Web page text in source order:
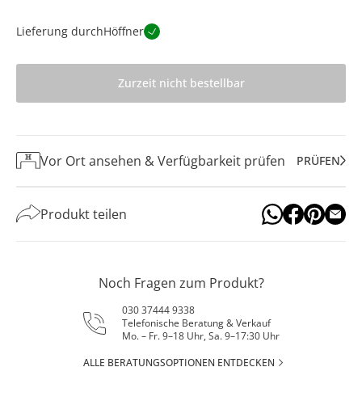
Lieferung durchHöffner
Zurzeit nicht bestellbar
Vor Ort ansehen & Verfügbarkeit prüfen PRÜFEN
Produkt teilen
Noch Fragen zum Produkt?
030 37444 9338
Telefonische Beratung & Verkauf
Mo. – Fr. 9–18 Uhr, Sa. 9–17:30 Uhr
ALLE BERATUNGSOPTIONEN ENTDECKEN